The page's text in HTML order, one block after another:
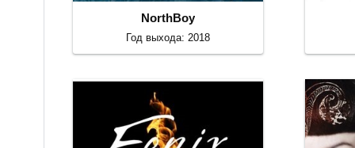
NorthBoy
Год выхода: 2018